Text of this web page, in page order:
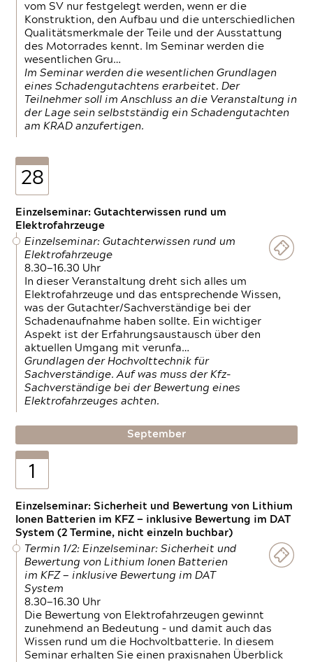
vom SV nur festgelegt werden, wenn er die
Konstruktion, den Aufbau und die unterschiedlichen
Qualitätsmerkmale der Teile und der Ausstattung
des Motorrades kennt. Im Seminar werden die
wesentlichen Gru…
Im Seminar werden die wesentlichen Grundlagen
eines Schadengutachtens erarbeitet. Der
Teilnehmer soll im Anschluss an die Veranstaltung in
der Lage sein selbstständig ein Schadengutachten
am KRAD anzufertigen.
28
Einzelseminar: Gutachterwissen rund um
Elektrofahrzeuge
Einzelseminar: Gutachterwissen rund um
Elektrofahrzeuge
8.30—16.30 Uhr
In dieser Veranstaltung dreht sich alles um
Elektrofahrzeuge und das entsprechende Wissen,
was der Gutachter/Sachverständige bei der
Schadenaufnahme haben sollte. Ein wichtiger
Aspekt ist der Erfahrungsaustausch über den
aktuellen Umgang mit verunfa…
Grundlagen der Hochvolttechnik für
Sachverständige. Auf was muss der Kfz-
Sachverständige bei der Bewertung eines
Elektrofahrzeuges achten.
September
1
Einzelseminar: Sicherheit und Bewertung von Lithium
Ionen Batterien im KFZ — inklusive Bewertung im DAT
System (2 Termine, nicht einzeln buchbar)
Termin 1/2: Einzelseminar: Sicherheit und
Bewertung von Lithium Ionen Batterien
im KFZ — inklusive Bewertung im DAT
System
8.30—16.30 Uhr
Die Bewertung von Elektrofahrzeugen gewinnt
zunehmend an Bedeutung – und damit auch das
Wissen rund um die Hochvoltbatterie. In diesem
Seminar erhalten Sie einen praxisnahen Überblick